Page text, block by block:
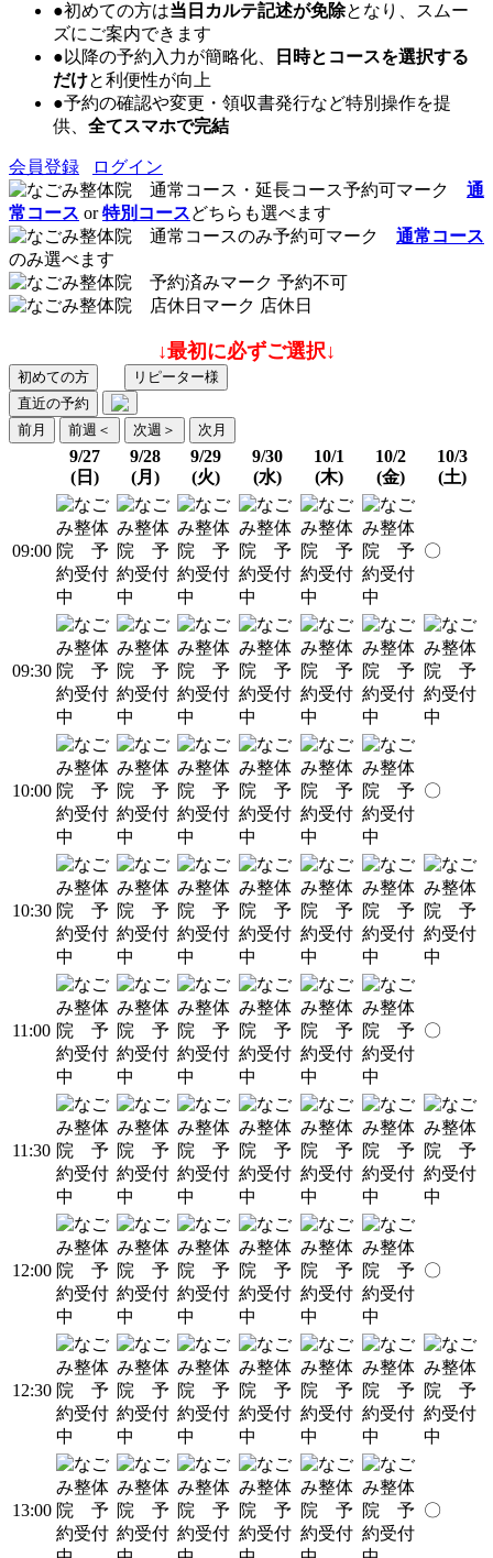
●初めての方は当日カルテ記述が免除となり、スムー
ズにご案内できます
●以降の予約入力が簡略化、
日時とコースを選択する
だけと利便性が向上
●予約の確認や変更・領収書発行など特別操作を提
供、 全てスマホで完結
会員登録
ログイン
通
常コース or特別コースどちらも選べます
通常コース
のみ選べます
予約不可
店休日
↓最初に必ずご選択↓
初めての方
リピーター様
直近の予約
前月
前週 ＜ 次週 ＞ 次月
9/27
(日)
9/28
(月)
9/29
(火)
9/30
(水)
10/1
(木)
10/2
(金)
10/3
(土)
09:00 〇
09:30
10:00 〇
10:30
11:00 〇
11:30
12:00 〇
12:30
13:00 〇